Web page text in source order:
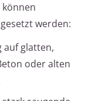
werden:
auf glatten,
oder alten